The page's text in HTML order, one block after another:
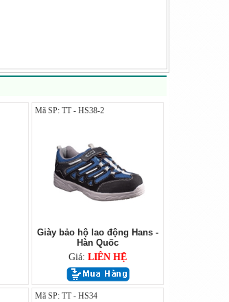
Mã SP: TT - HS38-2
Giày bảo hộ lao động Hans -
Hàn Quốc
Giá: LIÊN HỆ
Mã SP: TT - HS34